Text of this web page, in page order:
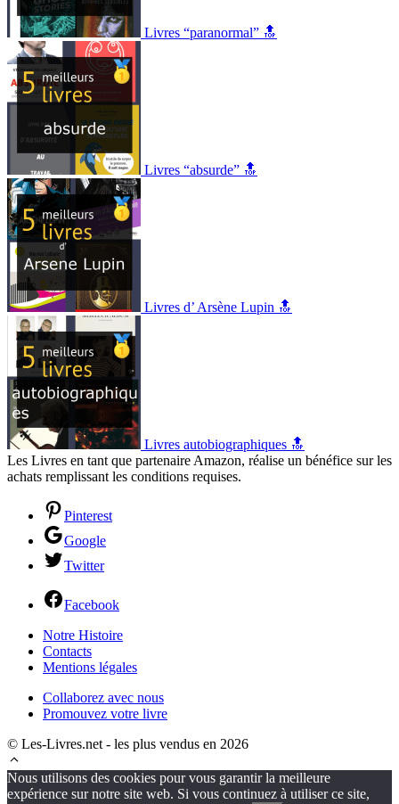
Livres “paranormal” 🔝
Livres “absurde” 🔝
Livres d’ Arsène Lupin 🔝
Livres autobiographiques 🔝
Les Livres en tant que partenaire Amazon, réalise un bénéfice sur les
achats remplissant les conditions requises.
Pinterest
Google
Twitter
Facebook
Notre Histoire
Contacts
Mentions légales
Collaborez avec nous
Promouvez votre livre
© Les-Livres.net - les plus vendus en 2026
Nous utilisons des cookies pour vous garantir la meilleure
expérience sur notre site web. Si vous continuez à utiliser ce site,